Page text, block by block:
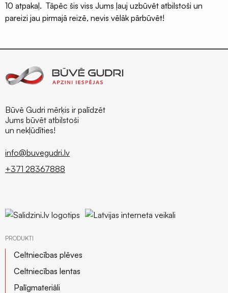
10 atpakaļ. Tāpēc šis viss Jums ļauj uzbūvēt atbilstoši un
pareizi jau pirmajā reizē, nevis vēlāk pārbūvēt!
Būvē Gudri mērķis ir palīdzēt
Jums būvēt atbilstoši
un nekļūdīties!
info@buvegudri.lv
+371 28367888
PRODUKTI
Celtniecības plēves
Celtniecības lentas
Palīgmateriāli